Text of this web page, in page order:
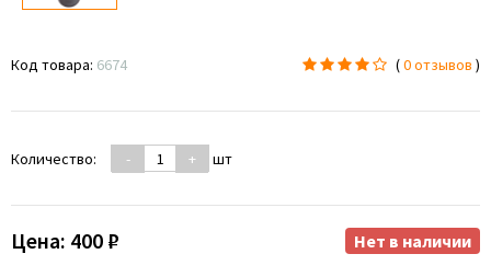
Код товара: 6674 (0 отзывов )
Количество: - + шт
Цена: 400 ₽ Нет в наличии